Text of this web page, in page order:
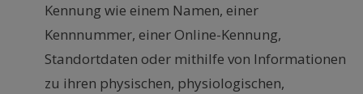
Kennung wie einem Namen, einer
Kennnummer, einer Online-Kennung,
Standortdaten oder mithilfe von Informationen
zu ihren physischen, physiologischen,